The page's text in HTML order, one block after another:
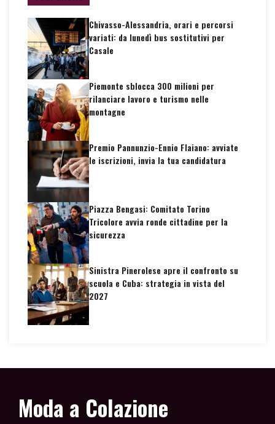
Chivasso-Alessandria, orari e percorsi
variati: da lunedì bus sostitutivi per
Casale
Piemonte sblocca 300 milioni per
rilanciare lavoro e turismo nelle
montagne
Premio Pannunzio-Ennio Flaiano: avviate
le iscrizioni, invia la tua candidatura
Piazza Bengasi: Comitato Torino
Tricolore avvia ronde cittadine per la
sicurezza
Sinistra Pinerolese apre il confronto su
scuola e Cuba: strategia in vista del
2027
Moda a Colazione